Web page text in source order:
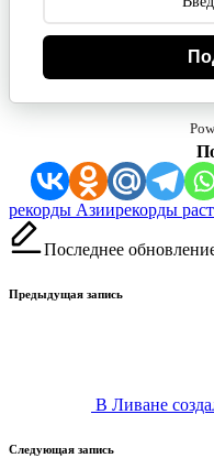
Метки:
рекорды Азиирекорды
Последнее
Навигация
Предыдущая запись
В Ливане
Следующая запись